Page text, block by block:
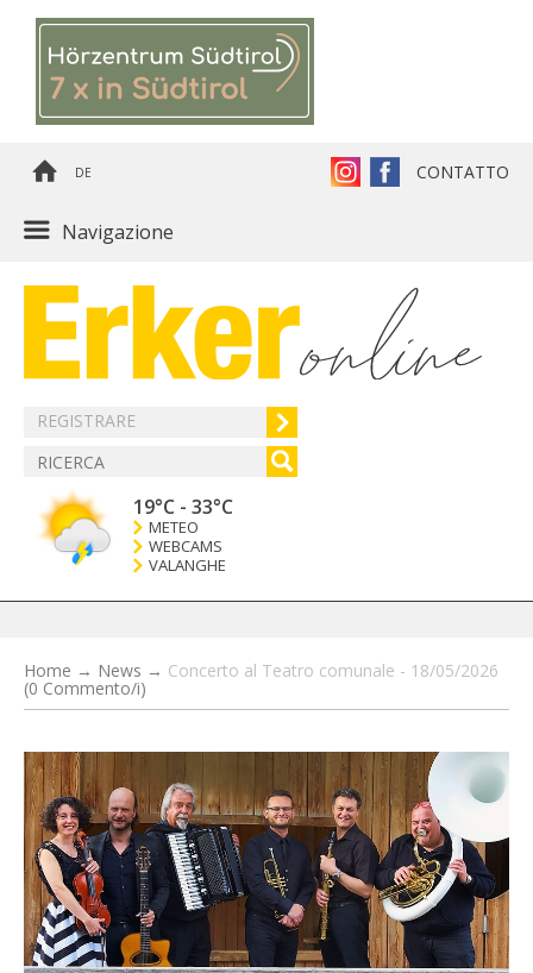
DE CONTATTO
Navigazione
REGISTRARE
19°C - 33°C
METEO
WEBCAMS
VALANGHE
Home → News → Concerto al Teatro comunale - 18/05/2026
(0 Commento/i)